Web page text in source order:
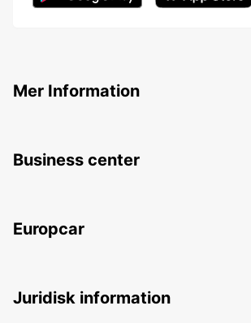
Mer Information
Business center
Europcar
Juridisk information